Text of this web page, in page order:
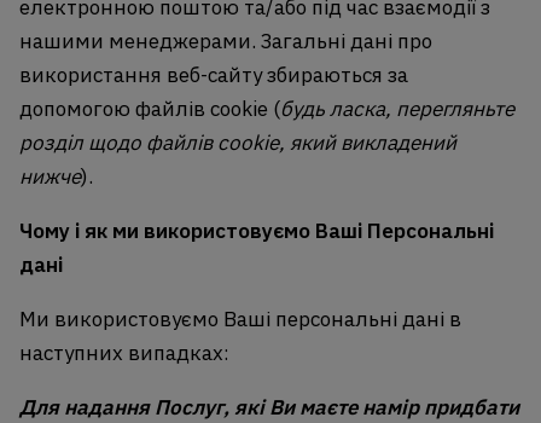
електронною поштою та/або під час взаємодії з
нашими менеджерами. Загальні дані про
використання веб-сайту збираються за
допомогою файлів cookie (будь ласка, перегляньте
розділ щодо файлів cookie, який викладений
нижче).
Чому і як ми використовуємо Ваші Персональні
дані
Ми використовуємо Ваші персональні дані в
наступних випадках:
Для надання Послуг, які Ви маєте намір придбати